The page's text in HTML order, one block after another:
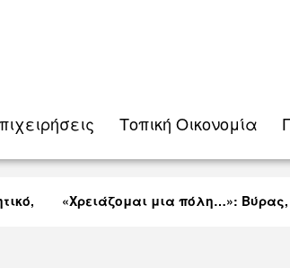
Τοπική Οικονομία
«Χρειάζομαι μια πόλη…»: Βύρας,